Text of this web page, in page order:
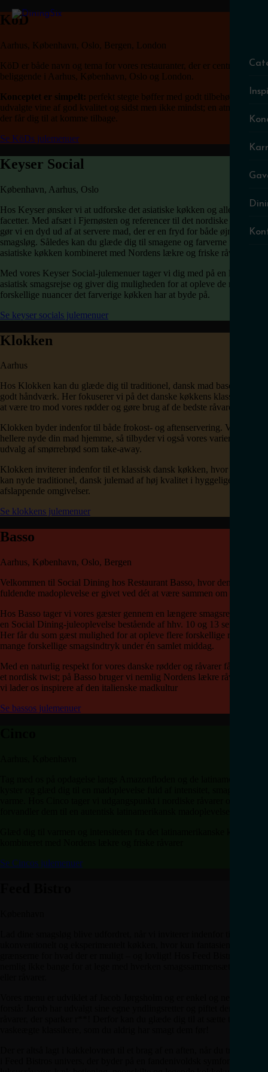
KöD
Aarhus, København, Oslo, Bergen, London
KöD er både navn og tema for vores restauranter, der er centralt
beliggende i Aarhus, København, Oslo og London.
Konceptet er simpelt: perfekt stegte bøffer med godt tilbehør, nøje
udvalgte vine af god kvalitet og sidst men ikke mindst; en atmosfære,
der får dig til at komme tilbage.
Se KöDs julemenuer
Keyser Social
København, Aarhus, Oslo
Hos Keyser ønsker vi at udforske det asiatiske køkken og alle dets
facetter. Med afsæt i Fjernøsten og referencer til det nordiske køkken
gør vi en dyd ud af at servere mad, der er en fryd for både øjne og
smagsløg. Således kan du glæde dig til smagene og farverne fra det
asiatiske køkken kombineret med Nordens lækre og friske råvarer.
Med vores Keyser Social-julemenuer tager vi dig med på en længere
asiatisk smagsrejse og giver dig muligheden for at opleve de mange
forskellige nuancer det farverige køkken har at byde på.
Se keyser socials julemenuer
Klokken
Aarhus
Hos Klokken kan du glæde dig til traditionel, dansk mad baseret på
godt håndværk. Her fokuserer vi på det danske køkkens klassikere ved
at være tro mod vores rødder og gøre brug af de bedste råvarer.
Klokken byder indenfor til både frokost- og aftenservering. Vil du
hellere nyde din mad hjemme, så tilbyder vi også vores varierede
udvalg af smørrebrød som take-away.
Klokken inviterer indenfor til et klassisk dansk køkken, hvor gæsterne
kan nyde traditionel, dansk julemad af høj kvalitet i hyggelige og
afslappende omgivelser.
Se klokkens julemenuer
Basso
Aarhus, København, Oslo, Bergen
Velkommen til Social Dining hos Restaurant Basso, hvor den
fuldendte madoplevelse er givet ved dét at være sammen om noget!
Hos Basso tager vi vores gæster gennem en længere smagsrejse med
en Social Dining-juleoplevelse bestående af hhv. 10 og 13 serveringer.
Her får du som gæst mulighed for at opleve flere forskellige retter og få
mange forskellige smagsindtryk under én samlet middag.
Med en naturlig respekt for vores danske rødder og råvarer får menuen
et nordisk twist; på Basso bruger vi nemlig Nordens lækre råvarer, når
vi lader os inspirere af den italienske madkultur
Se bassos julemenuer
Se Cincos julemenuer